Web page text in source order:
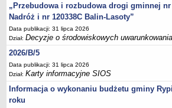
Jednostki organizacyjne, GOPS, Instytucja
Jednostki pomocnicze - sołectwa
Plan pracy komisji rewizyjnej
PRAWO LOKALNE
Statut
Strategia rozwoju
„Przebudowa i rozbudowa drogi gminnej nr
Nadróż i nr 120338C Balin-Lasoty”
Data publikacji: 31 lipca 2026
Dział:Decyzje o środowiskowych
2026/B/5
Data publikacji: 31 lipca 2026
Dział:Karty informacyjne SIOS
Informacja o wykonaniu budżetu gminy
roku